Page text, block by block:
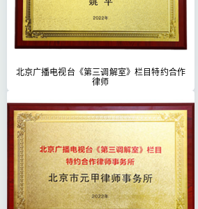
北京广播电视台《第三调解室》栏目特约合作
律师